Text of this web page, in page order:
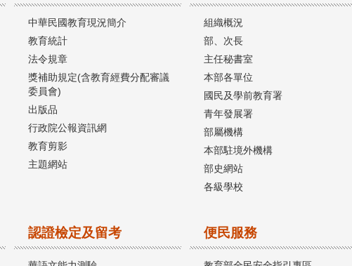
中華民國教育現況簡介
教育統計
法令規章
獎補助規定(含教育經費分配審議
委員會)
出版品
行政院公報資訊網
教育剪影
主題網站
組織概況
部、次長
主任秘書室
本部各單位
國民及學前教育署
青年發展署
部屬機構
本部駐境外機構
部史網站
各級學校
認證檢定及留考 便民服務